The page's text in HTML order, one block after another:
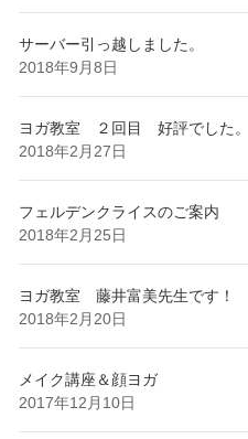
サーバー引っ越しました。
2018年9月8日
ヨガ教室 ２回目 好評でした。
2018年2月27日
フェルデンクライスのご案内
2018年2月25日
ヨガ教室 藤井富美先生です！
2018年2月20日
メイク講座＆顔ヨガ
2017年12月10日